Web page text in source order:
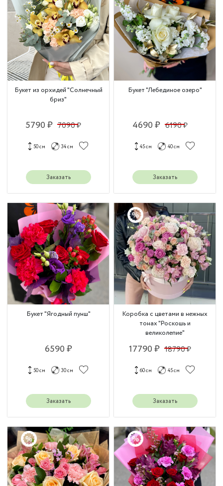
Букет из орхидей "Солнечный
бриз"
5790 ₽ 7090 ₽
50 см 34 см
Заказать
Букет "Лебединое озеро"
4690 ₽ 6190 ₽
45 см 40 см
Заказать
Букет "Ягодный пунш"
6590 ₽
50 см 30 см
Заказать
Коробка с цветами в нежных
тонах "Роскошь и
великолепие"
17790 ₽ 18790 ₽
60 см 45 см
Заказать